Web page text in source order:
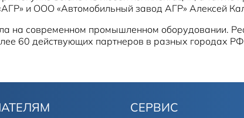
и ООО «Автомобильный завод АГР» Алексей
на современном промышленном оборудовании.
60 действующих партнеров в разных городах
СЕРВИС